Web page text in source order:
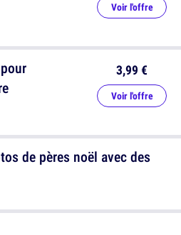
Voir l'offre
de pères noël avec des
3,99 €
Voir l'offre